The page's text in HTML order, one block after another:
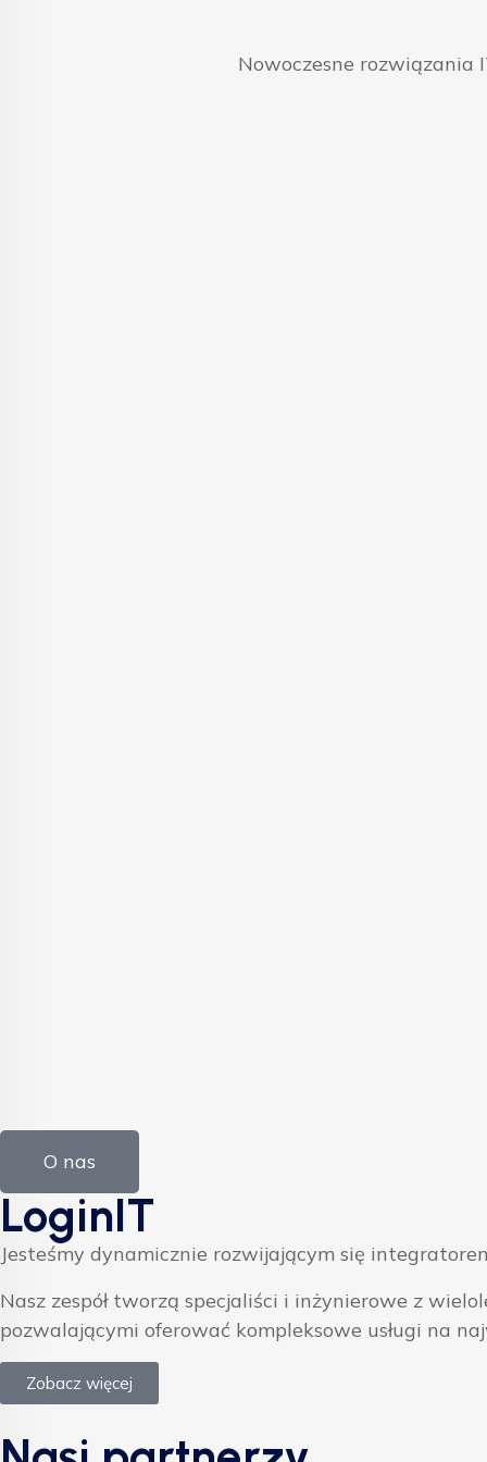
Nowoczesne rozwiązania
O nas
LoginIT
Jesteśmy dynamicznie rozwijającym się
Nasz zespół tworzą specjaliści i inżynierowe z
pozwalającymi oferować kompleksowe usługi na
Zobacz więcej